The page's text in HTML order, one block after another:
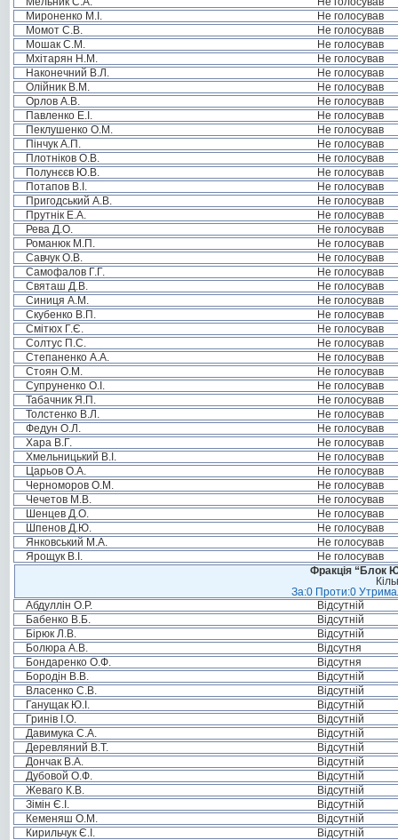
Мироненко М.І.
Не голосував
Момот С.В.
Не голосував
Мошак С.М.
Не голосував
Мхітарян Н.М.
Не голосував
Наконечний В.Л.
Не голосував
Олійник В.М.
Не голосував
Орлов А.В.
Не голосував
Павленко Е.І.
Не голосував
Пеклушенко О.М.
Не голосував
Пінчук А.П.
Не голосував
Плотніков О.В.
Не голосував
Полунєєв Ю.В.
Не голосував
Потапов В.І.
Не голосував
Пригодський А.В.
Не голосував
Прутнік Е.А.
Не голосував
Рева Д.О.
Не голосував
Романюк М.П.
Не голосував
Савчук О.В.
Не голосував
Самофалов Г.Г.
Не голосував
Святаш Д.В.
Не голосував
Синиця А.М.
Не голосував
Скубенко В.П.
Не голосував
Смітюх Г.Є.
Не голосував
Солтус П.С.
Не голосував
Степаненко А.А.
Не голосував
Стоян О.М.
Не голосував
Супруненко О.І.
Не голосував
Табачник Я.П.
Не голосував
Толстенко В.Л.
Не голосував
Федун О.Л.
Не голосував
Хара В.Г.
Не голосував
Хмельницький В.І.
Не голосував
Царьов О.А.
Не голосував
Черноморов О.М.
Не голосував
Чечетов М.В.
Не голосував
Шенцев Д.О.
Не голосував
Шпенов Д.Ю.
Не голосував
Янковський М.А.
Не голосував
Ярощук В.І.
Не голосував
Фракція “Блок
За:0 Проти:0
Абдуллін О.Р.
Відсутній
Бабенко В.Б.
Відсутній
Бірюк Л.В.
Відсутній
Болюра А.В.
Відсутня
Бондаренко О.Ф.
Відсутня
Бородін В.В.
Відсутній
Власенко С.В.
Відсутній
Ганущак Ю.І.
Відсутній
Гринів І.О.
Відсутній
Давимука С.А.
Відсутній
Деревляний В.Т.
Відсутній
Дончак В.А.
Відсутній
Дубовой О.Ф.
Відсутній
Жеваго К.В.
Відсутній
Зімін Є.І.
Відсутній
Кеменяш О.М.
Відсутній
Кирильчук Є.І.
Відсутній